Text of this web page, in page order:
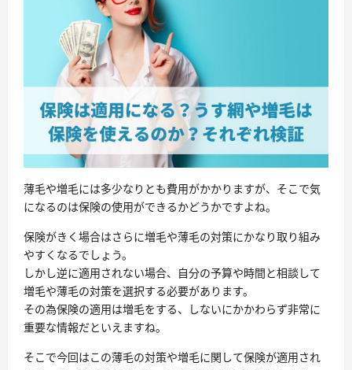
薄毛や増毛には多少なりとも費用がかかりますが、そこで気
になるのは保険の使用ができるかどうかですよね。
保険がきく場合はさらに増毛や薄毛の対策にかなり取り組み
やすくなるでしょう。
しかし逆に適用されない場合、自分の予算や時間と相談して
増毛や薄毛の対策を選択する必要があります。
その為保険の適用は増毛をする、しないにかかわらず非常に
重要な情報だといえますね。
そこで今回はこの薄毛の対策や増毛に関して保険が適用され